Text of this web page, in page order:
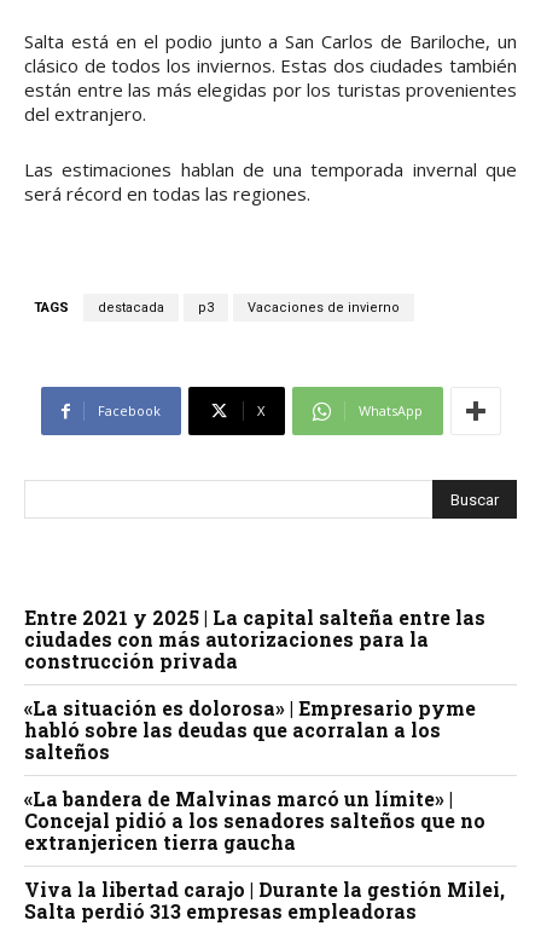
Salta está en el podio junto a San Carlos de Bariloche, un
clásico de todos los inviernos. Estas dos ciudades también
están entre las más elegidas por los turistas provenientes
del extranjero.
Las estimaciones hablan de una temporada invernal que
será récord en todas las regiones.
TAGS destacada p3 Vacaciones de invierno
Facebook X WhatsApp
Entre 2021 y 2025 | La capital salteña entre las
ciudades con más autorizaciones para la
construcción privada
«La situación es dolorosa» | Empresario pyme
habló sobre las deudas que acorralan a los
salteños
«La bandera de Malvinas marcó un límite» |
Concejal pidió a los senadores salteños que no
extranjericen tierra gaucha
Viva la libertad carajo | Durante la gestión Milei,
Salta perdió 313 empresas empleadoras